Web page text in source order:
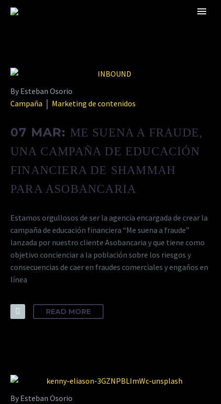
By Esteban Osorio
Campaña
Marketing de contenidos
07 MAR: ME SUENA A FRAUDE,
UNA CAMPAÑA DE EDUCACIÓN
FINANCIERA DE SHAMMAH
PARA ASOBANCARIA
Estamos orgullosos de ser la agencia encargada de crear la
campaña de educación financiera “Me suena a fraude”
lanzada por nuestro cliente Asobancaria y que tiene como
objetivo concienciar a la población sobre los riesgos y
consecuencias de caer en fraudes comerciales y engaños en
línea
READ MORE
By Esteban Osorio